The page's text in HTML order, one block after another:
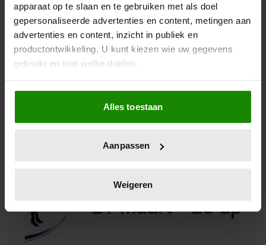
apparaat op te slaan en te gebruiken met als doel
gepersonaliseerde advertenties en content, metingen aan
advertenties en content, inzicht in publiek en
productontwikkeling. U kunt kiezen wie uw gegevens
gebruikt en met welke doelen.
Als u het toestaat, willen we ook graag:
Informatie verzamelen over uw geografische
locatie, die tot een paar meter nauwkeurig kan zijn
scannen op specifieke eigenschappen (fingerprinting)
verwerkt en stel uw voorkeuren in het
intrekken in de Cookieverklaring.
We gebruiken cookies om content en advertenties te
Alles toestaan
Aanpassen
Weigeren